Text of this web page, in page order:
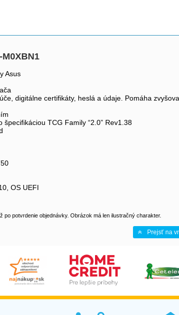
M0XBN1
Asus
digitálne certifikáty, heslá a údaje. Pomáha
TCG Family “2.0” Rev1.38
OS UEFI
potvrdenie objednávky. Obrázok má len ilustračný charakter.
Prejsť na